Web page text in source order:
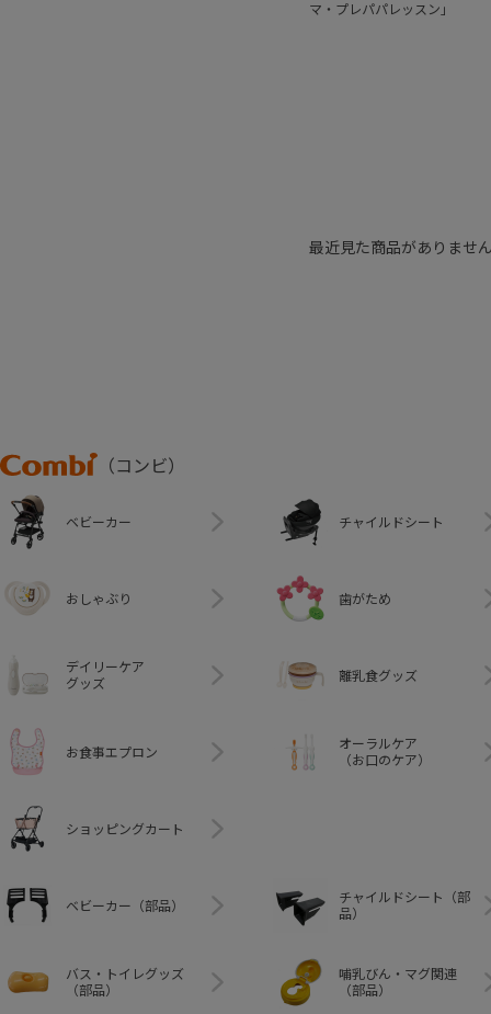
マ・プレパパレッスン」
最近見た商品がありませ
Combi
（コンビ）
ベビーカー チャイルドシート
おしゃぶり 歯がため
デイリーケア
グッズ
離乳食グッズ
お食事エプロン
オーラルケア
（お口のケア）
ショッピングカート
ベビーカー（部品）
チャイルドシート（部
品）
バス・トイレグッズ
（部品）
哺乳びん・マグ関連
（部品）